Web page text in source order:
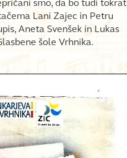
smo, da bo tudi tokrat
Lani Zajec in Petru
Aneta Svenšek in Lukas
šole Vrhnika.